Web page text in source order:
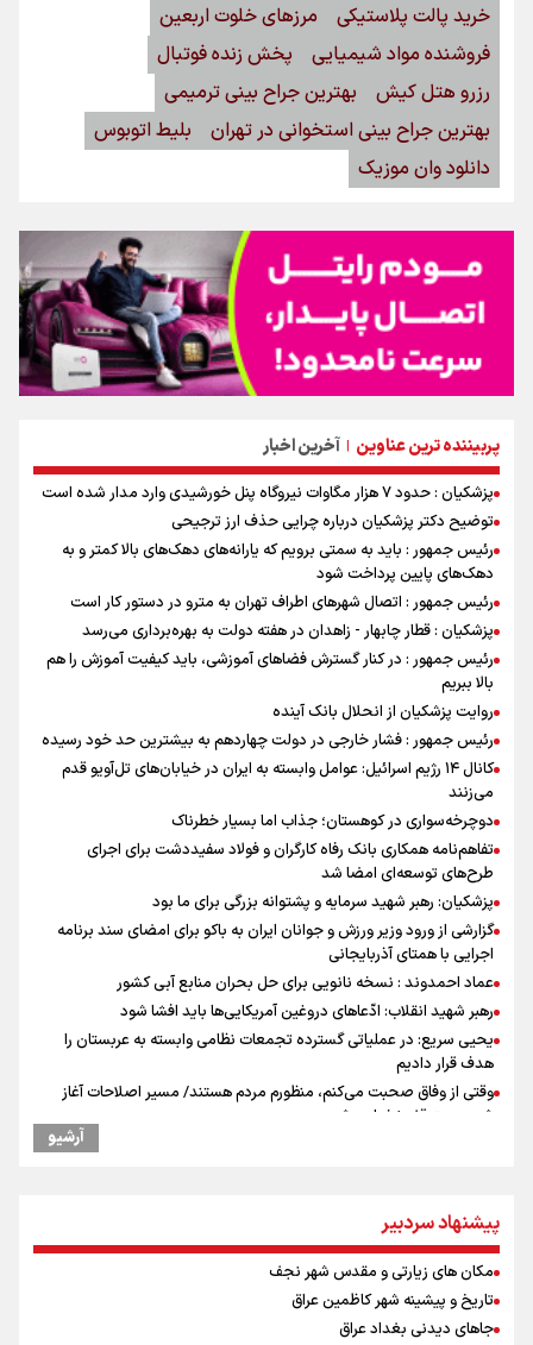
پربیننده ترین عناوین | آخرین اخبار
پزشکیان : حدود ۷ هزار مگاوات نیروگاه پنل خورشیدی وارد مدار شده است
توضیح دکتر پزشکیان درباره چرایی حذف ارز ترجیحی
رئیس جمهور : باید به سمتی برویم که یارانه‌های دهک‌های بالا کمتر و به
دهک‌های پایین پرداخت شود
رئیس جمهور : اتصال شهرهای اطراف تهران به مترو در دستور کار است
پزشکیان : قطار چابهار - زاهدان در هفته دولت به بهره‌برداری می‌رسد
رئیس جمهور : در کنار گسترش فضاهای آموزشی، باید کیفیت آموزش را هم
بالا ببریم
روایت پزشکیان از انحلال بانک آینده
رئیس جمهور : فشار خارجی در دولت چهاردهم به بیشترین حد خود رسیده
کانال ۱۴ رژیم اسرائیل: عوامل وابسته به ایران در خیابان‌های تل‌آویو قدم
می‌زنند
دوچرخه‌سواری در کوهستان؛ جذاب اما بسیار خطرناک
تفاهم‌نامه همکاری بانک رفاه کارگران و فولاد سفیددشت برای اجرای
طرح‌های توسعه‌ای امضا شد
پزشکیان: رهبر شهید سرمایه و پشتوانه بزرگی برای ما بود
گزارشی از ورود وزیر ورزش و جوانان ایران به باکو برای امضای سند برنامه
اجرایی با همتای آذربایجانی
عماد احمدوند : نسخه نانویی برای حل بحران منابع آبی کشور
رهبر شهید انقلاب: ادّعاهای دروغین آمریکایی‌ها باید افشا شود
یحیی سریع: در عملیاتی گسترده تجمعات نظامی وابسته به عربستان را
هدف قرار دادیم
وقتی از وفاق صحبت می‌کنم، منظورم مردم هستند/ مسیر اصلاحات آغاز
شده و متوقف نخواهد شد
استاندار خوزستان: دو میلیون و ۱۷۰ هزار تردد در مرزهای شلمچه و چذابه
جابجایی مرکز ثقل اقتصاد جهان انجام شد/ فرصت طلایی برای اقتصاد
ایران +نمودار
امیررضا غلامی، ملی پوش تکواندو : تمرکزم روی مسابقات پاکستان است نه
بازی های آسیایی
کانادا دو مظنون تیراندازی در نزدیکی کنسولگری آمریکا را بازداشت کرد
آرشیو
پیشنهاد سردبیر
مکان های زیارتی و مقدس شهر نجف
تاریخ و پیشینه شهر کاظمین عراق
جاهای دیدنی بغداد عراق
خرید پالت پلاستیکی
مرزهای خلوت اربعین
فروشنده مواد شیمیایی
پخش زنده فوتبال
رزرو هتل کیش
بهترین جراح بینی ترمیمی
بهترین جراح بینی استخوانی در تهران
بلیط اتوبوس
دانلود وان موزیک